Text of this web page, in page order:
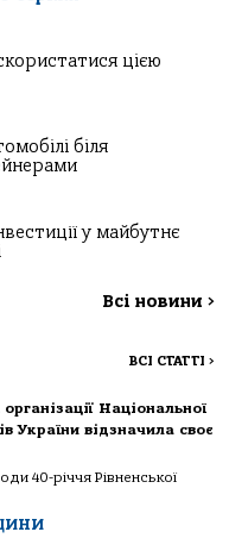
цією
біля
у майбутнє
Всі новини >
ВСІ СТАТТІ >
Національної
України відзначила своє
40-річчя Рівненської